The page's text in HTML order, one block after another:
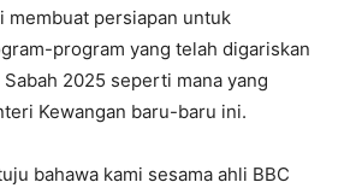
membuat persiapan untuk
program yang telah digariskan
2025 seperti mana yang
Kewangan baru-baru ini.
bahawa kami sesama ahli BBC